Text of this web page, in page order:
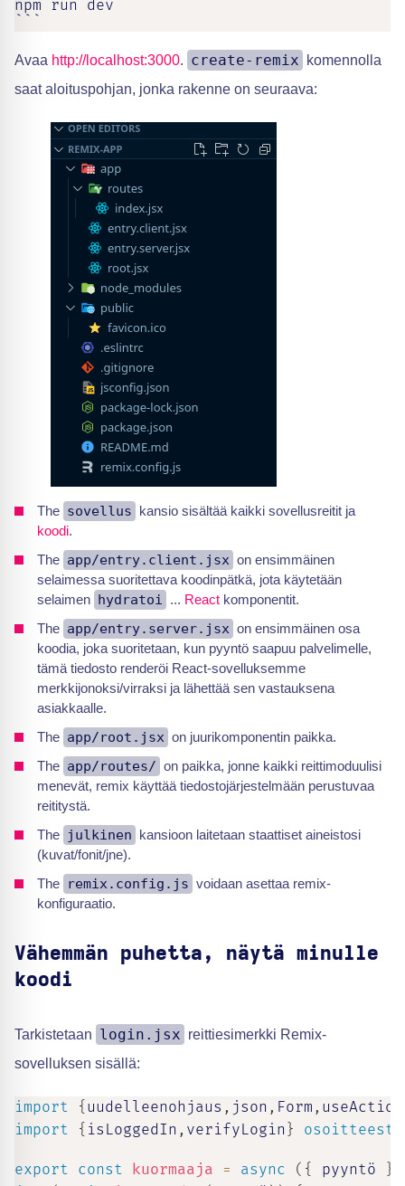
npm run dev
Avaa http://localhost:3000. create-remix
komennolla
saat aloituspohjan, jonka rakenne on seuraava:
The sovellus kansio sisältää kaikki sovellusreitit ja
koodi.
The app/entry.client.jsx on ensimmäinen
selaimessa suoritettava koodinpätkä, jota käytetään
selaimen hydratoi ... React komponentit.
The app/entry.server.jsx on ensimmäinen osa
koodia, joka suoritetaan, kun pyyntö saapuu palvelimelle,
tämä tiedosto renderöi React-sovelluksemme
merkkijonoksi/virraksi ja lähettää sen vastauksena
asiakkaalle.
The app/root.jsx on juurikomponentin paikka.
The app/routes/ on paikka, jonne kaikki reittimoduulisi
menevät, remix käyttää tiedostojärjestelmään perustuvaa
reititystä.
The julkinen kansioon laitetaan staattiset aineistosi
(kuvat/fonit/jne).
The remix.config.js voidaan asettaa remix-
konfiguraatio.
Vähemmän puhetta, näytä minulle
koodi
Tarkistetaan login.jsx reittiesimerkki Remix-
sovelluksen sisällä:
import { uudelleenohjaus , json , Form ,
import
{ isLoggedIn , verifyLogin } osoitteesta
export const kuormaaja = async ( { pyyntö }